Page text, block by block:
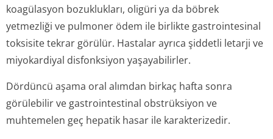
koagülasyon bozuklukları, oligüri ya da böbrek
yetmezliği ve pulmoner ödem ile birlikte gastrointesinal
toksisite tekrar görülür. Hastalar ayrıca şiddetli letarji ve
miyokardiyal disfonksiyon yaşayabilirler.
Dördüncü aşama oral alımdan birkaç hafta sonra
görülebilir ve gastrointestinal obstrüksiyon ve
muhtemelen geç hepatik hasar ile karakterizedir.